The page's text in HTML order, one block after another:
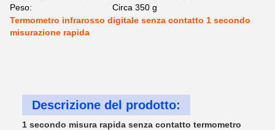
Peso:
Circa 350 g
Termometro infrarosso digitale senza contatto 1 secondo
misurazione rapida
Descrizione del prodotto:
1 secondo misura rapida senza contatto termometro